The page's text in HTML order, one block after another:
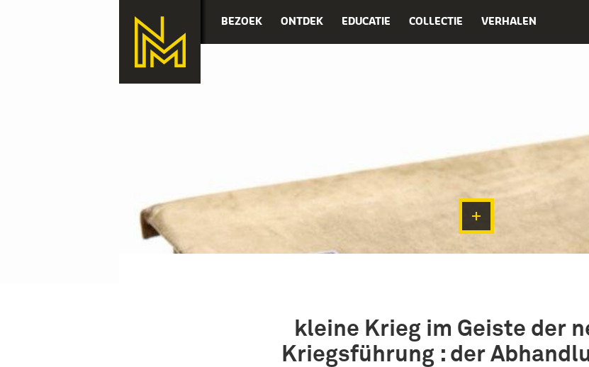
BEZOEK ONTDEK EDUCATIE COLLECTIE VERHALEN
kleine Krieg im Geiste der
Kriegsführung : der